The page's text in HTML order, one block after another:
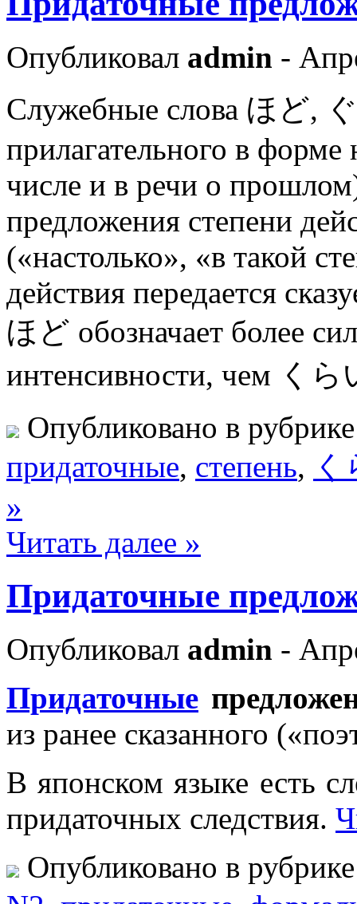
Опубликовал admin -
Служебные слова ほど,
прилагательного в
числе и в речи о
предложения степени
(«настолько», «в такой
действия передается
ほど обозначает более
интенсивности, чем く
Опубликовано в
придаточные, степень,
»
Читать далее »
Придаточные
Опубликовал admin -
Придаточные
из ранее сказанного
В японском языке есть
придаточных следствия.
Опубликовано в